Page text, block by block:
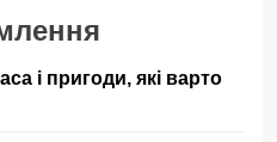
і пригоди, які варто